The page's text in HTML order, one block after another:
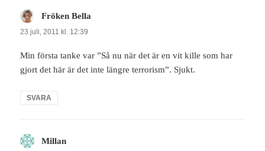
Fröken Bella
23 juli, 2011 kl. 12:39
Min första tanke var ”Så nu när det är en vit kille som har
gjort det här är det inte längre terrorism”. Sjukt.
SVARA
Millan